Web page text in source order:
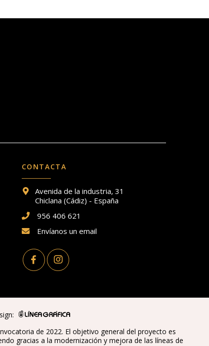
CONTACTA
Avenida de la industria, 31
Chiclana (Cádiz) - España
956 406 621
Envíanos un email
de 2022. El objetivo general del proyecto es
gracias a la modernización y mejora de las líneas de